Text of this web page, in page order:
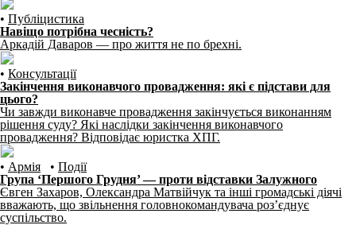
• Публіцистика
Навіщо потрібна чесність?
Аркадій Даваров — про життя не по брехні.
• Консультації
Закінчення виконавчого провадження: які є підстави для
цього?
Чи завжди виконавче провадження закінчується виконанням
рішення суду? Які наслідки закінчення виконавчого
провадження? Відповідає юристка ХПГ.
• Армія • Події
Група ‘Першого Грудня’ — проти відставки Залужного
Євген Захаров, Олександра Матвійчук та інші громадські діячі
вважають, що звільнення головнокомандувача роз’єднує
суспільство.